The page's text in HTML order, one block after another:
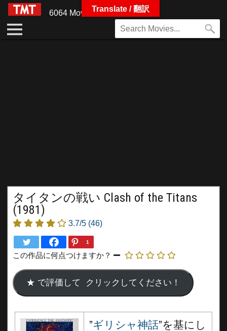
6064 Movies
タイタンの戦い Clash of the Titans
(1981)
3.7/5 (46)
1
この作品に何点つけますか？
”ギリシャ神話”を基にし
Translate / 翻訳